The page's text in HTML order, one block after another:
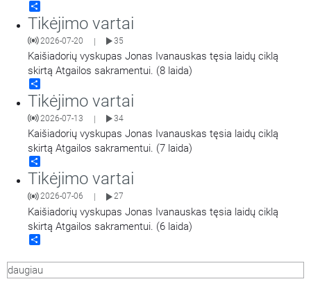
Tikėjimo vartai
2026-07-20 | 35
Kaišiadorių vyskupas Jonas Ivanauskas tęsia laidų ciklą
skirtą Atgailos sakramentui. (8 laida)
Tikėjimo vartai
2026-07-13 | 34
Kaišiadorių vyskupas Jonas Ivanauskas tęsia laidų ciklą
skirtą Atgailos sakramentui. (7 laida)
Tikėjimo vartai
2026-07-06 27
Kaišiadorių vyskupas Jonas Ivanauskas tęsia laidų ciklą
skirtą Atgailos sakramentui. (6 laida)
daugiau